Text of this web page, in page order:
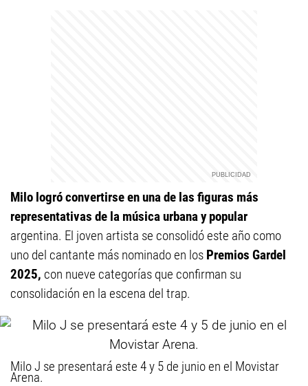
Milo logró convertirse en una de las figuras más
representativas de la música urbana y popular
argentina. El joven artista se consolidó este año como
uno del cantante más nominado en los Premios Gardel
2025, con nueve categorías que confirman su
consolidación en la escena del trap.
Milo J se presentará este 4 y 5 de junio en el Movistar
Arena.